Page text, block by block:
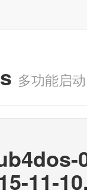
多功能启
11-